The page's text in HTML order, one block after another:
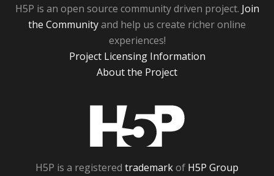
H5P is an open source community driven project. Join
the Communityand help us create richer online
experiences!
Project Licensing Information
About the Project
H5P is a registered trademarkof H5P Group